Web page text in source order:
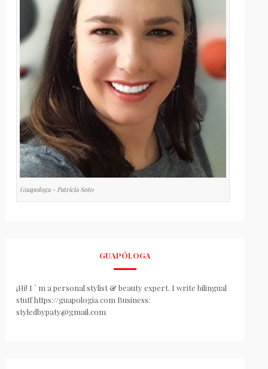
Guapologa - Patricia Soto
GUAPÓLOGA
¡Hi! I ´ m a personal stylist & beauty expert. I write bilingual
stuff https://guapologia.com Business:
styledbypaty@gmail.com